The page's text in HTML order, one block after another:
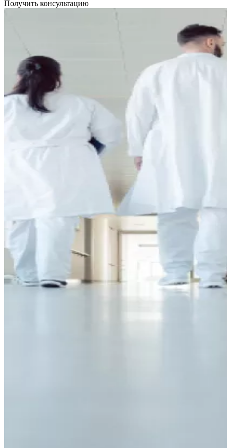
Получить консультацию